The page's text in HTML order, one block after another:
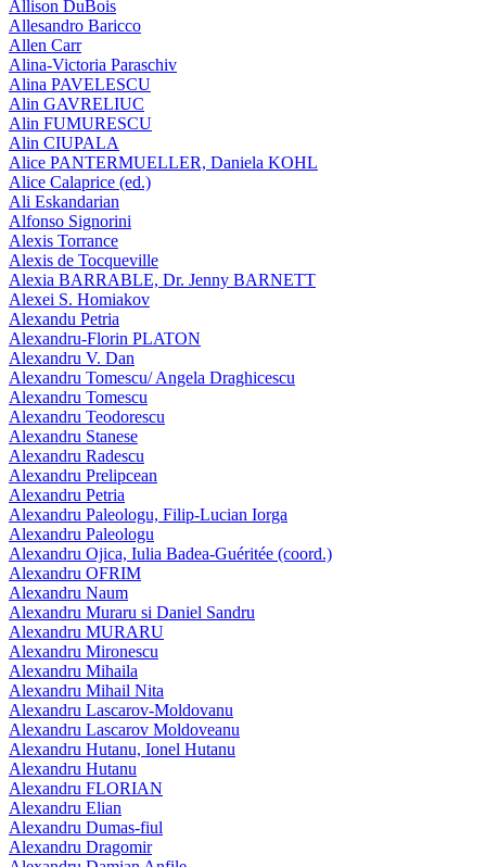
Allison DuBois
Allesandro Baricco
Allen Carr
Alina-Victoria Paraschiv
Alina PAVELESCU
Alin GAVRELIUC
Alin FUMURESCU
Alin CIUPALA
Alice PANTERMUELLER, Daniela KOHL
Alice Calaprice (ed.)
Ali Eskandarian
Alfonso Signorini
Alexis Torrance
Alexis de Tocqueville
Alexia BARRABLE, Dr. Jenny BARNETT
Alexei S. Homiakov
Alexandu Petria
Alexandru-Florin PLATON
Alexandru V. Dan
Alexandru Tomescu/ Angela Draghicescu
Alexandru Tomescu
Alexandru Teodorescu
Alexandru Stanese
Alexandru Radescu
Alexandru Prelipcean
Alexandru Petria
Alexandru Paleologu, Filip-Lucian Iorga
Alexandru Paleologu
Alexandru Ojica, Iulia Badea-Guéritée (coord.)
Alexandru OFRIM
Alexandru Naum
Alexandru Muraru si Daniel Sandru
Alexandru MURARU
Alexandru Mironescu
Alexandru Mihaila
Alexandru Mihail Nita
Alexandru Lascarov-Moldovanu
Alexandru Lascarov Moldoveanu
Alexandru Hutanu, Ionel Hutanu
Alexandru Hutanu
Alexandru FLORIAN
Alexandru Elian
Alexandru Dumas-fiul
Alexandru Dragomir